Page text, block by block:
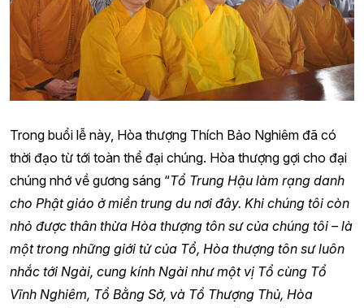
Trong buổi lễ này, Hòa thượng Thích Bảo Nghiêm đã có
thời đạo từ tới toàn thể đại chúng. Hòa thượng gợi cho đại
chúng nhớ về gương sáng “Tổ Trung Hậu làm rạng danh
cho Phật giáo ở miền trung du nơi đây. Khi chúng tôi còn
nhỏ được thân thừa Hòa thượng tôn sư của chúng tôi – là
một trong những giới tử của Tổ, Hòa thượng tôn sư luôn
nhắc tới Ngài, cung kính Ngài như một vị Tổ cùng Tổ
Vĩnh Nghiêm, Tổ Bằng Sở, và Tổ Thượng Thủ, Hòa